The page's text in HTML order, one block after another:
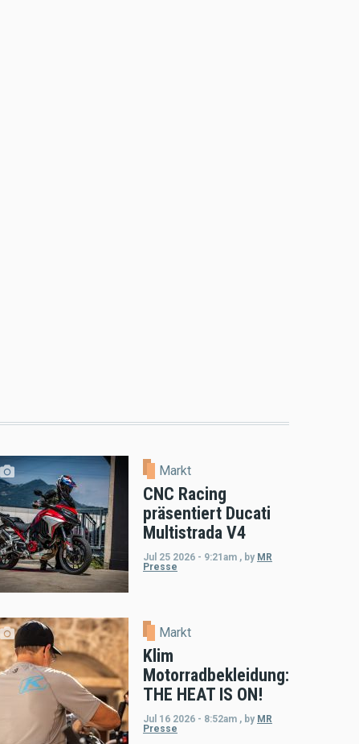
Markt
CNC Racing
präsentiert Ducati
Multistrada V4
Jul 25 2026 - 9:21am , by MR
Presse
Markt
Klim
Motorradbekleidung:
THE HEAT IS ON!
Jul 16 2026 - 8:52am , by MR
Presse